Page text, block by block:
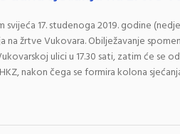
17. studenoga 2019. godine
na žrtve Vukovara. Obilježavanje
ulici u 17.30 sati, zatim će se
nakon čega se formira kolona